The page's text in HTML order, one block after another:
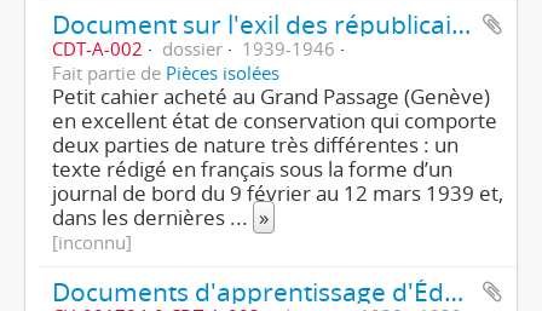
Document sur l'exil des républicains espagnols
CDT-A-002 dossier
1939-1946
Fait partie de Pièces isolées
Petit cahier acheté au Grand Passage (Genève)
en excellent état de conservation qui comporte
deux parties de nature très différentes : un
texte rédigé en français sous la forme d’un
journal de bord du 9 février au 12 mars 1939 et,
dans les dernières ... »
[inconnu]
Documents d'apprentissage d'Édouard Bajulaz